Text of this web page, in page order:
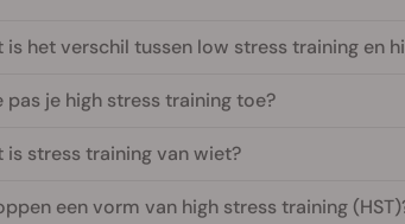
is het verschil tussen low stress training en
pas je high stress training toe?
is stress training van wiet?
een vorm van high stress training